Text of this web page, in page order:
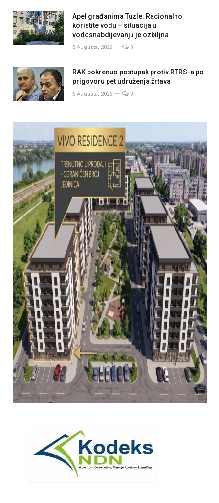
Apel građanima Tuzle: Racionalno
koristite vodu – situacija u
vodosnabdijevanju je ozbiljna
5 Augusta, 2026 0
RAK pokrenuo postupak protiv RTRS-a po
prigovoru pet udruženja žrtava
6 Augusta, 2026 0